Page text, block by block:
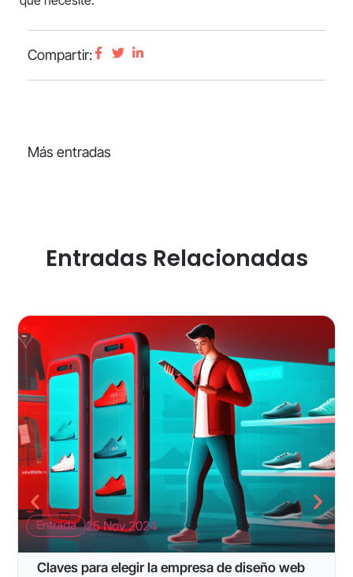
Compartir:
Más entradas
Entradas Relacionadas
Entrada 25 Nov 2024
Claves para elegir la empresa de diseño web